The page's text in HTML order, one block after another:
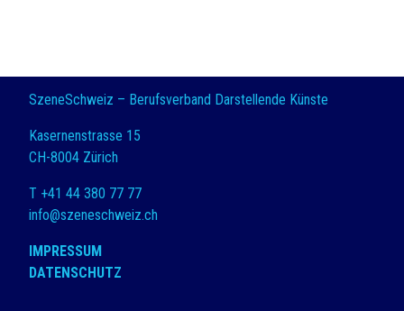
SzeneSchweiz – Berufsverband Darstellende Künste
Kasernenstrasse 15
CH-8004 Zürich
T +41 44 380 77 77
info@szeneschweiz.ch
IMPRESSUM
DATENSCHUTZ